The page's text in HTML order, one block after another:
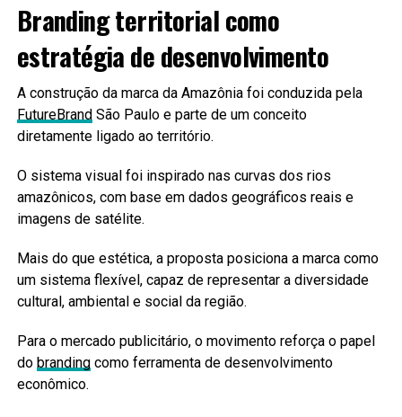
Branding territorial como
estratégia de desenvolvimento
A construção da marca da Amazônia foi conduzida pela
FutureBrandSão Paulo e parte de um conceito
diretamente ligado ao território.
O sistema visual foi inspirado nas curvas dos rios
amazônicos, com base em dados geográficos reais e
imagens de satélite.
Mais do que estética, a proposta posiciona a marca como
um sistema flexível, capaz de representar a diversidade
cultural, ambiental e social da região.
Para o mercado publicitário, o movimento reforça o papel
do brandingcomo ferramenta de desenvolvimento
econômico.